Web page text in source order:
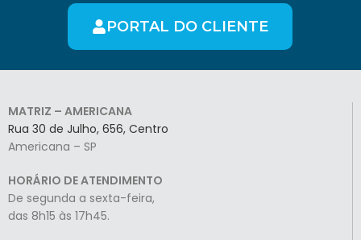
PORTAL DO CLIENTE
MATRIZ – AMERICANA
Rua 30 de Julho, 656, Centro
Americana – SP
HORÁRIO DE ATENDIMENTO
De segunda a sexta-feira,
das 8h15 às 17h45.